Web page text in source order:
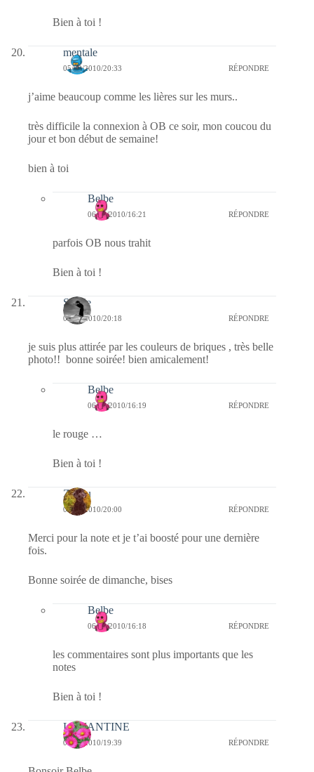
Bien à toi !
mentale
05/09/2010/20:33 RÉPONDRE
j’aime beaucoup comme les lières sur les murs..
très difficile la connexion à OB ce soir, mon coucou du
jour et bon début de semaine!
bien à toi
Belbe
06/09/2010/16:21 RÉPONDRE
parfois OB nous trahit
Bien à toi !
Sylvie
05/09/2010/20:18 RÉPONDRE
je suis plus attirée par les couleurs de briques , très belle
photo!! bonne soirée! bien amicalement!
Belbe
06/09/2010/16:19 RÉPONDRE
le rouge …
Bien à toi !
Zazou
05/09/2010/20:00 RÉPONDRE
Merci pour la note et je t’ai boosté pour une dernière
fois.
Bonne soirée de dimanche, bises
Belbe
06/09/2010/16:18 RÉPONDRE
les commentaires sont plus importants que les
notes
Bien à toi !
LEMANTINE
05/09/2010/19:39 RÉPONDRE